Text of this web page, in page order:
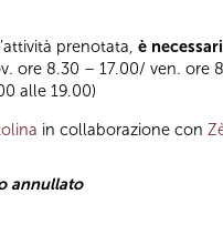
prenotata, è
ore 8.30 – 17.00/ ven. ore
alle 19.00)
in collaborazione con
annullato